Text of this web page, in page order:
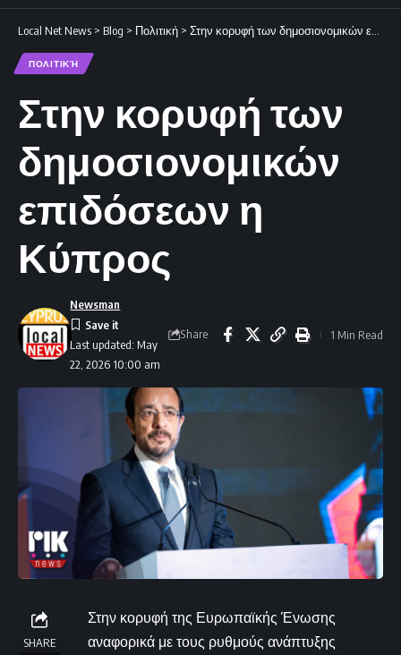
Local Net News > Blog > Πολιτική > Στην κορυφή των δημοσιονομικών επιδόσεων η Κύπρος
ΠΟΛΙΤΙΚΉ
Στην κορυφή των
δημοσιονομικών
επιδόσεων η
Κύπρος
Last updated: May
22, 2026 10:00 am
Newsman
Share 1 Min Read
SHARE
Στην κορυφή της Ευρωπαϊκής Ένωσης
αναφορικά με τους ρυθμούς ανάπτυξης